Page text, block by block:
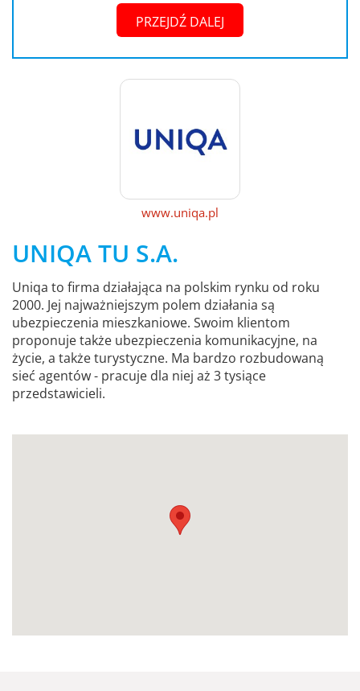
PRZEJDŹ DALEJ
www.uniqa.pl
UNIQA TU S.A.
Uniqa to firma działająca na polskim rynku od roku
2000. Jej najważniejszym polem działania są
ubezpieczenia mieszkaniowe. Swoim klientom
proponuje także ubezpieczenia komunikacyjne, na
życie, a także turystyczne. Ma bardzo rozbudowaną
sieć agentów - pracuje dla niej aż 3 tysiące
przedstawicieli.